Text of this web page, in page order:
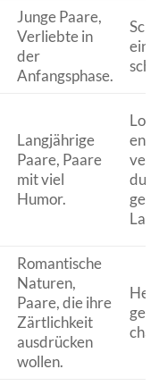
Junge Paare,
Verliebte in
der
Anfangsphase.
Langjährige
Paare, Paare
mit viel
Humor.
Romantische
Naturen,
Paare, die ihre
Zärtlichkeit
ausdrücken
wollen.